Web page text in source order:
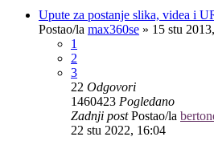
Upute za postanje slika, videa i
Postao/la max360se » 15 stu
1
2
3
22 Odgovori
1460423 Pogledano
Zadnji postPostao/la
22 stu 2022, 16:04